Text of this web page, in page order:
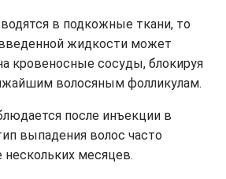
в подкожные ткани, то
жидкости может
кровеносные сосуды, блокируя
волосяным фолликулам.
после инъекции в
выпадения волос часто
нескольких месяцев.